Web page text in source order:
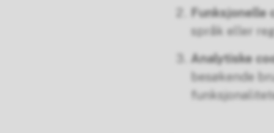
Funksjonelle
språk eller
Analytiske
besøkende